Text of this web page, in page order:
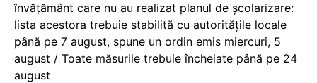
învățământ care nu au realizat planul de școlarizare:
lista acestora trebuie stabilită cu autoritățile locale
până pe 7 august, spune un ordin emis miercuri, 5
august / Toate măsurile trebuie încheiate până pe 24
august